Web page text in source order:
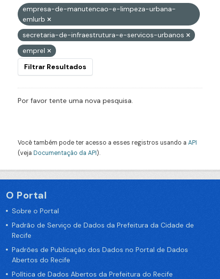
empresa-de-manutencao-e-limpeza-urbana-
emlurb
secretaria-de-infraestrutura-e-servicos-urbanos
emprel
Filtrar Resultados
Por favor tente uma nova pesquisa.
Você também pode ter acesso a esses registros usando a API
(veja Documentação da API).
O Portal
Sobre o Portal
Padrão de Serviço de Dados da Prefeitura da Cidade de
Recife
Padrões de Publicação dos Dados no Portal de Dados
Abertos do Recife
Política de Dados Abertos da Prefeitura do Recife